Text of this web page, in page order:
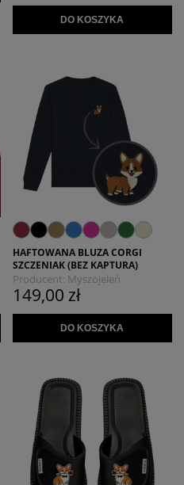
DO KOSZYKA
HAFTOWANA BLUZA CORGI
SZCZENIAK (BEZ KAPTURA)
Producent: Myszojeleń
149,00 zł
DO KOSZYKA